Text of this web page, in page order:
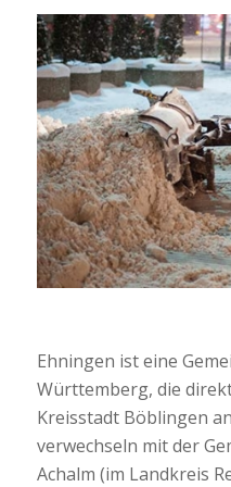
Ehningen ist eine
Württemberg, die
Kreisstadt Böblingen
verwechseln mit der
Achalm (im Landkreis